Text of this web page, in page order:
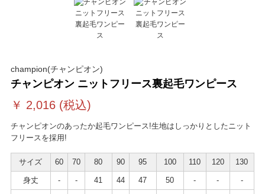
champion(チャンピオン)
チャンピオン ニットフリース裏起毛ワンピース
￥ 2,016(税込)
チャンピオンのあったか起毛ワンピース!生地はしっかりとしたニット
フリースを採用!
サイズ 60 70 80 90 95 100 110 120 130
身丈 - - 41 44 47 50 - - -